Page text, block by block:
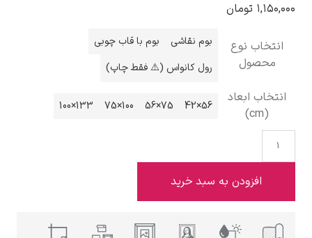
ادوارد مونک
کامی پیسارو
ادوارد هاپر
بوم نقاشی
بوم با قاب چوبی
رول کانواس (⚠️ فقط چاپ)
100×75
133×100
به سبد خرید